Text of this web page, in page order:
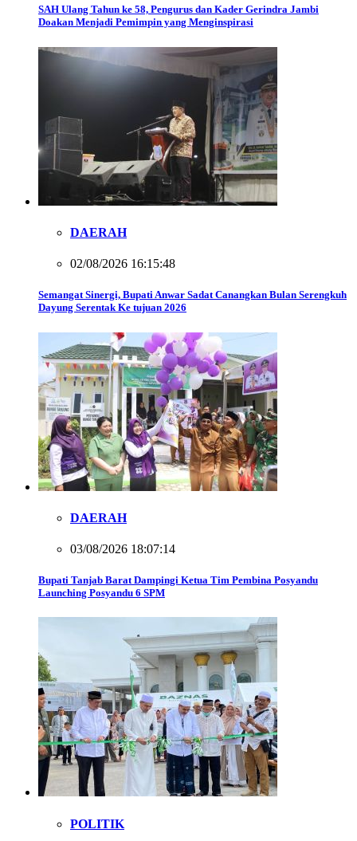
SAH Ulang Tahun ke 58, Pengurus dan Kader Gerindra Jambi
Doakan Menjadi Pemimpin yang Menginspirasi
DAERAH
02/08/2026 16:15:48
Semangat Sinergi, Bupati Anwar Sadat Canangkan Bulan Serengkuh
Dayung Serentak Ke tujuan 2026
DAERAH
03/08/2026 18:07:14
Bupati Tanjab Barat Dampingi Ketua Tim Pembina Posyandu
Launching Posyandu 6 SPM
POLITIK